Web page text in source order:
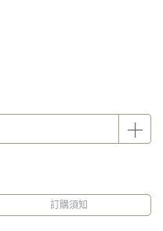
訂購須知